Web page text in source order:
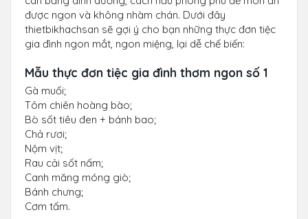
được ngon và không nhàm chán. Dưới đây
thietbikhachsan sẽ gợi ý cho bạn những thực đơn tiệc
gia đình ngon mắt, ngon miệng, lại dễ chế biến:
Mẫu thực đơn tiệc gia đình thơm ngon số 1
Gà muối;
Tôm chiên hoàng bào;
Bò sốt tiêu đen + bánh bao;
Chả rươi;
Nộm vịt;
Rau cải sốt nấm;
Canh măng móng giò;
Bánh chưng;
Cơm tấm.